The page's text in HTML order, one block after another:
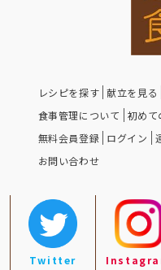
レシピを探す 献立を見る
食事管理について
初めて
無料会員登録 ログイン
お問い合わせ
Twitter